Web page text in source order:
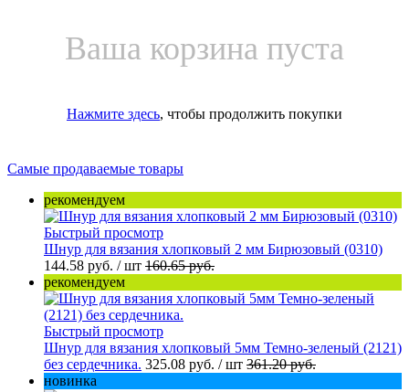
Ваша корзина пуста
Нажмите здесь, чтобы продолжить покупки
Самые продаваемые товары
рекомендуем
Быстрый просмотр
Шнур для вязания хлопковый 2 мм Бирюзовый (0310)
144.58 руб. / шт 160.65 руб.
рекомендуем
Быстрый просмотр
Шнур для вязания хлопковый 5мм Темно-зеленый (2121)
без сердечника. 325.08 руб. / шт 361.20 руб.
новинка